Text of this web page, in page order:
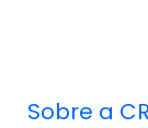
Sobre a